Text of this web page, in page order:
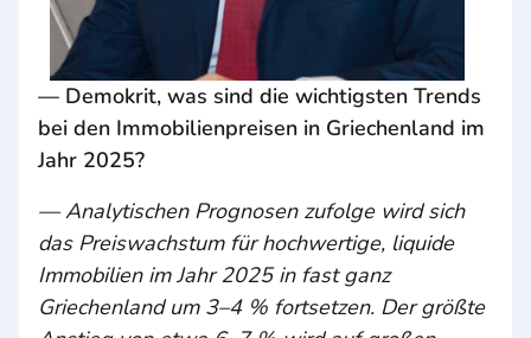
— Demokrit, was sind die wichtigsten Trends
bei den Immobilienpreisen in Griechenland im
Jahr 2025?
— Analytischen Prognosen zufolge wird sich
das Preiswachstum für hochwertige, liquide
Immobilien im Jahr 2025 in fast ganz
Griechenland um 3–4 % fortsetzen. Der größte